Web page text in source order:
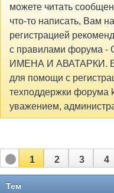
можете читать
что-то написать, Вам
регистрацией
с правилами
ИМЕНА И АВАТАРКИ.
для помощи с
техподдержки форума
уважением,
1 2 3 4
Тем